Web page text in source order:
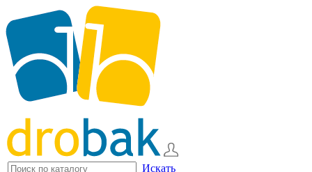
Искать